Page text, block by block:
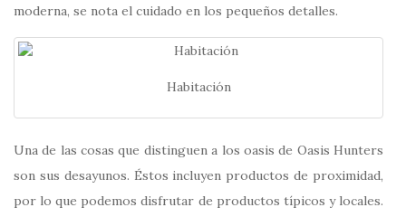
moderna, se nota el cuidado en los pequeños detalles.
Habitación
Una de las cosas que distinguen a los oasis de Oasis Hunters
son sus desayunos. Éstos incluyen productos de proximidad,
por lo que podemos disfrutar de productos típicos y locales.